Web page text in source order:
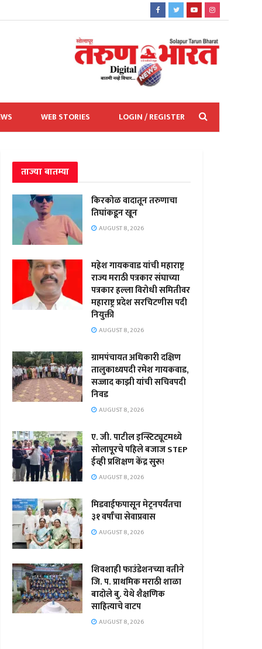
WEB STORIES LOGIN / REGISTER
ताज्या बातम्या
किरकोळ वादातून तरुणाचा
तिघांकडून खून
AUGUST 8, 2026
महेश गायकवाड यांची महाराष्ट्र
राज्य मराठी पत्रकार संघाच्या
पत्रकार हल्ला विरोधी समितीवर
महाराष्ट्र प्रदेश सरचिटणीस पदी
नियुक्ती
AUGUST 8, 2026
ग्रामपंचायत अधिकारी दक्षिण
तालुकाध्यपदी रमेश गायकवाड,
सज्जाद काझी यांची सचिवपदी
निवड
AUGUST 8, 2026
ए. जी. पाटील इन्स्टिट्यूटमध्ये
सोलापूरचे पहिले बजाज STEP
ईव्ही प्रशिक्षण केंद्र सुरू!
AUGUST 8, 2026
मिडवाईफपासून मेट्रनपर्यंतचा
३१ वर्षांचा सेवाप्रवास
AUGUST 8, 2026
शिवशाही फाउंडेशनच्या वतीने
जि. प. प्राथमिक मराठी शाळा
बादोले बु. येथे शैक्षणिक
साहित्याचे वाटप
AUGUST 8, 2026